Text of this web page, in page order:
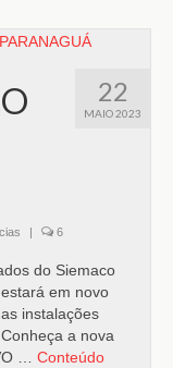
22
MAIO 2023
| 6
do Siemaco
em novo
instalações
a nova
… Conteúdo